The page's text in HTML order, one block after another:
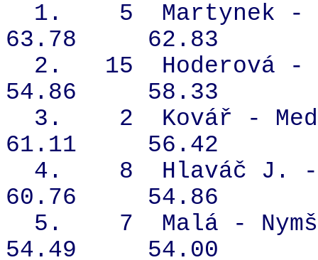
1.
5
Martynek
63.78
62.83
2.
15
Hoderová -
54.86
58.33
3.
2
Kovář -
61.11
56.42
4.
8
Hlaváč J.
60.76
54.86
5.
7
Malá -
54.49
54.00